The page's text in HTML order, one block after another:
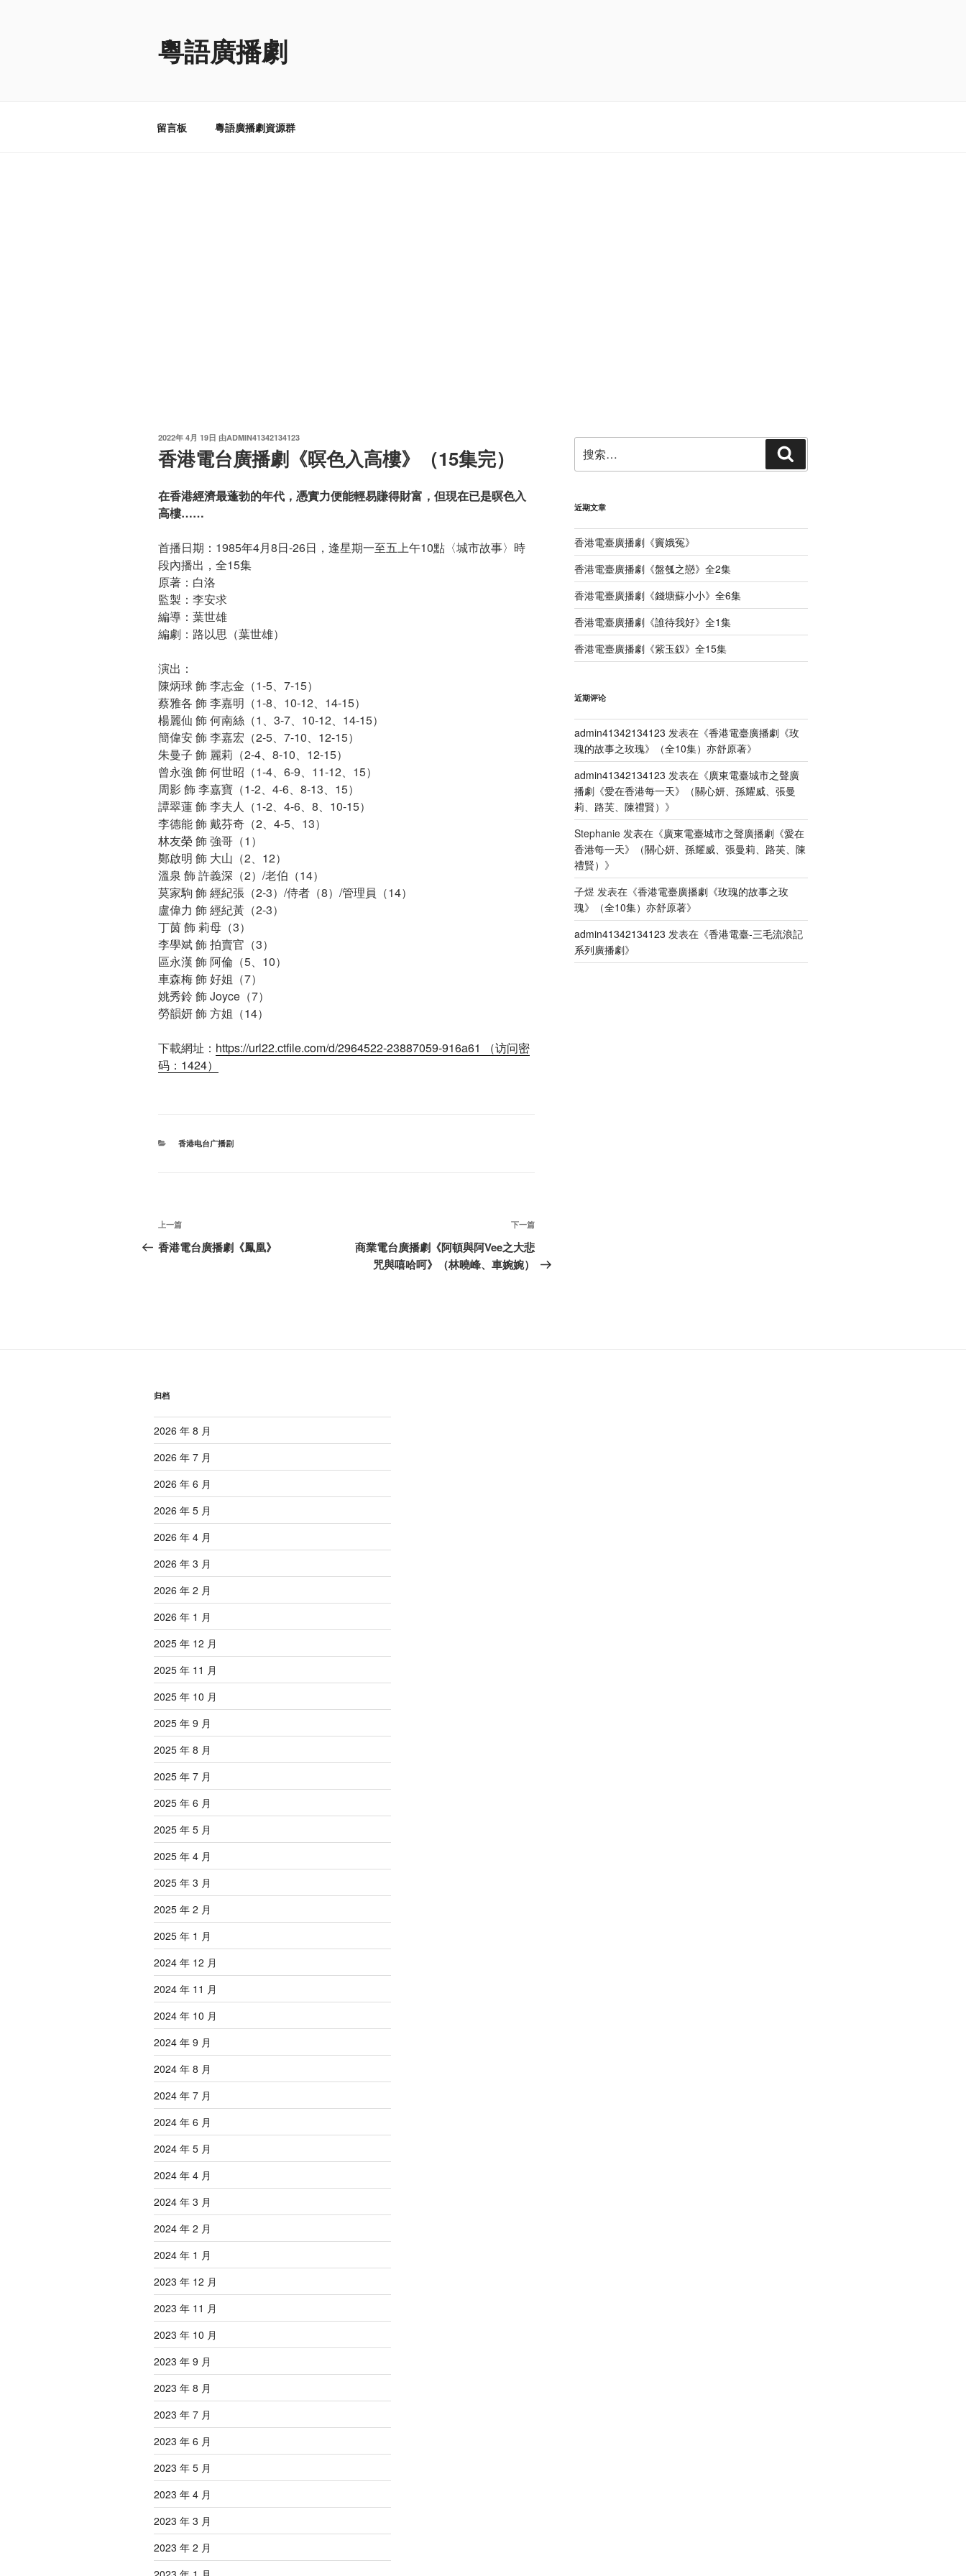
粵語廣播劇
留言板 粵語廣播劇資源群
发
布
于
2022年 4月 19日 由ADMIN41342134123
香港電台廣播劇《暝色入高樓》（15集完）
在香港經濟最蓬勃的年代，憑實力便能輕易賺得財富，但現在已是暝色入
高樓……
首播日期：1985年4月8日-26日，逢星期一至五上午10點〈城市故事〉時
段內播出，全15集
原著：白洛
監製：李安求
編導：葉世雄
編劇：路以思（葉世雄）
演出：
陳炳球 飾 李志金（1-5、7-15）
蔡雅各 飾 李嘉明（1-8、10-12、14-15）
楊麗仙 飾 何南絲（1、3-7、10-12、14-15）
簡偉安 飾 李嘉宏（2-5、7-10、12-15）
朱曼子 飾 麗莉（2-4、8-10、12-15）
曾永強 飾 何世昭（1-4、6-9、11-12、15）
周影 飾 李嘉寶（1-2、4-6、8-13、15）
譚翠蓮 飾 李夫人（1-2、4-6、8、10-15）
李德能 飾 戴芬奇（2、4-5、13）
林友榮 飾 強哥（1）
鄭啟明 飾 大山（2、12）
溫泉 飾 許義深（2）/老伯（14）
莫家駒 飾 經紀張（2-3）/侍者（8）/管理員（14）
盧偉力 飾 經紀黃（2-3）
丁茵 飾 莉母（3）
李學斌 飾 拍賣官（3）
區永漢 飾 阿倫（5、10）
車森梅 飾 好姐（7）
姚秀鈴 飾 Joyce（7）
勞韻妍 飾 方姐（14）
下載網址： https://url22.ctfile.com/d/2964522-23887059-916a61 （访问密
码：1424）
分
香港电台广播剧
文
章
上
一
上一篇
香港電台廣播劇《鳳凰》
下
一
篇
下一篇
商業電台廣播劇《阿頓與阿Vee之大悲
咒與嘻哈呵》（林曉峰、車婉婉）
索：
索
近期文章
香港電臺廣播劇《竇娥冤》
香港電臺廣播劇《盤瓠之戀》全2集
香港電臺廣播劇《錢塘蘇小小》全6集
香港電臺廣播劇《誰待我好》全1集
香港電臺廣播劇《紫玉釵》全15集
近期评论
admin41342134123 发表在《香港電臺廣播劇《玫
瑰的故事之玫瑰》（全10集）亦舒原著》
admin41342134123 发表在《廣東電臺城市之聲廣
播劇《愛在香港每一天》（關心妍、孫耀威、張曼
莉、路芙、陳禮賢） 》
Stephanie发表在《廣東電臺城市之聲廣播劇《愛在
香港每一天》（關心妍、孫耀威、張曼莉、路芙、陳
禮賢） 》
子煜 发表在《香港電臺廣播劇《玫瑰的故事之玫
瑰》（全10集）亦舒原著》
admin41342134123 发表在《香港電臺-三毛流浪記
系列廣播劇》
归档
2026 年 8 月
2026 年 7 月
2026 年 6 月
2026 年 5 月
2026 年 4 月
2026 年 3 月
2026 年 2 月
2026 年 1 月
2025 年 12 月
2025 年 11 月
2025 年 10 月
2025 年 9 月
2025 年 8 月
2025 年 7 月
2025 年 6 月
2025 年 5 月
2025 年 4 月
2025 年 3 月
2025 年 2 月
2025 年 1 月
2024 年 12 月
2024 年 11 月
2024 年 10 月
2024 年 9 月
2024 年 8 月
2024 年 7 月
2024 年 6 月
2024 年 5 月
2024 年 4 月
2024 年 3 月
2024 年 2 月
2024 年 1 月
2023 年 12 月
2023 年 11 月
2023 年 10 月
2023 年 9 月
2023 年 8 月
2023 年 7 月
2023 年 6 月
2023 年 5 月
2023 年 4 月
2023 年 3 月
2023 年 2 月